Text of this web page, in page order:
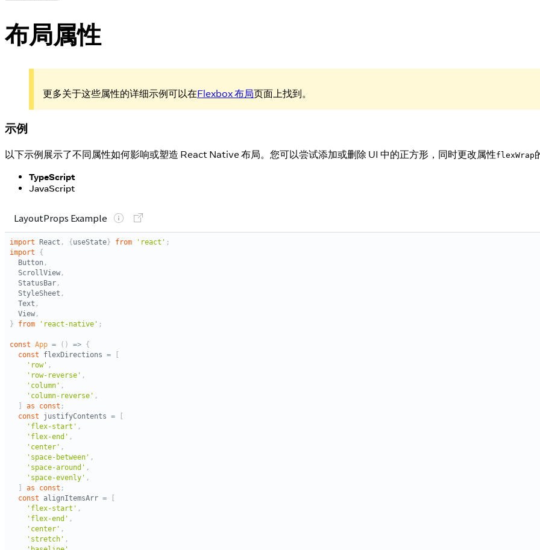
布局属性
更多关于这些属性的详细示例可以在Flexbox 布局页面上找到。
示例
以下示例展示了不同属性如何影响或塑造 React Native 布局。您可以尝试添加或删除 UI 中的正方形，同时更改属性flexWrap
TypeScript
JavaScript